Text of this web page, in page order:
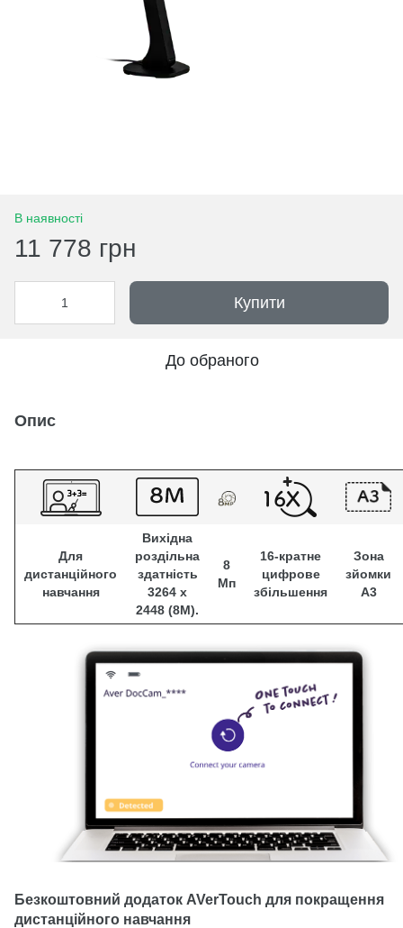
В наявності
11 778 грн
Купити
До обраного
Опис
Для
дистанційного
навчання
Вихідна
роздільна
здатність
3264 x
2448 (8M).
8
Мп
16-кратне
цифрове
збільшення
Зона
зйомки
A3
Безкоштовний додаток AVerTouch для покращення
дистанційного навчання